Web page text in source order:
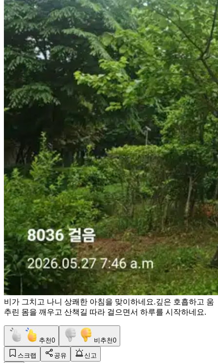
비가 그치고 나니 상쾌한 아침을 맞이하네요.깊은 호흡하고 움
추린 몸을 깨우고 산책길 따라 걸으면서 하루를 시작하네요.
추천0 비추천0
스크랩 공유 신고